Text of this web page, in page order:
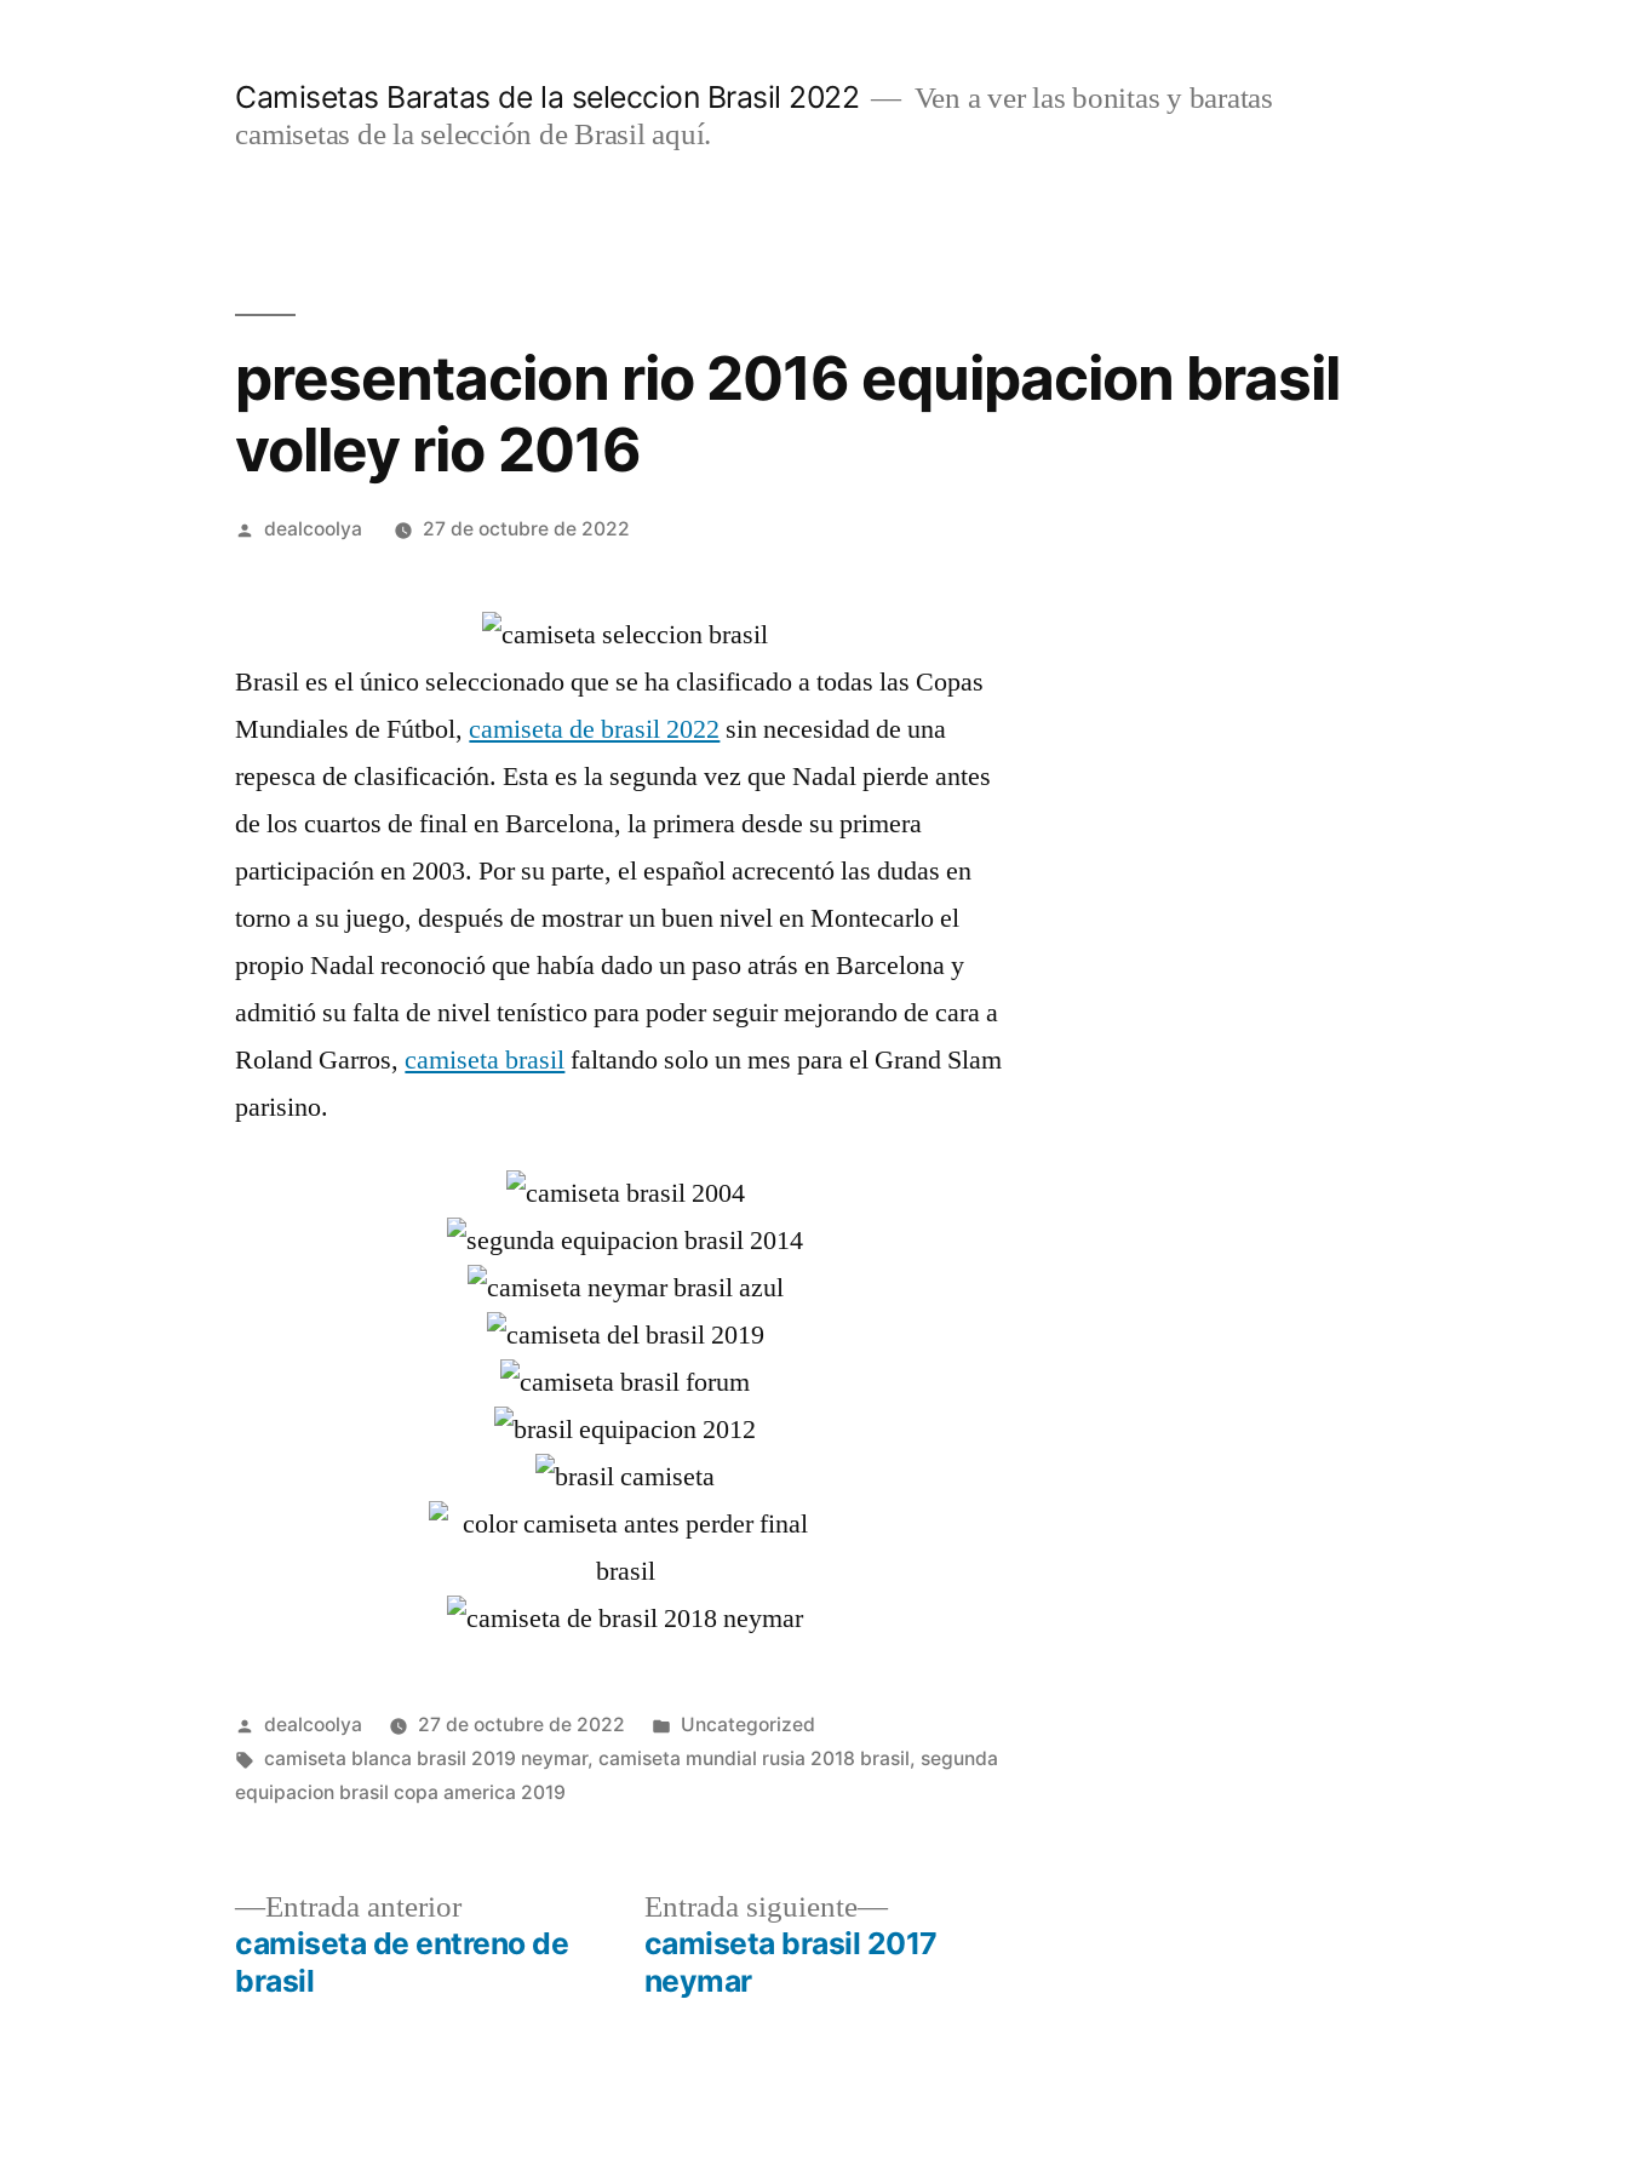
Camisetas Baratas de la seleccion Brasil 2022
Ven a ver las bonitas y baratas
camisetas de la selección de Brasil aquí.
presentacion rio 2016 equipacion brasil
volley rio 2016
Publicado
dealcoolya 27 de octubre de 2022
Brasil es el único seleccionado que se ha clasificado a todas las Copas
Mundiales de Fútbol,camiseta de brasil 2022 sin necesidad de una
repesca de clasificación. Esta es la segunda vez que Nadal pierde antes
de los cuartos de final en Barcelona, la primera desde su primera
participación en 2003. Por su parte, el español acrecentó las dudas en
torno a su juego, después de mostrar un buen nivel en Montecarlo el
propio Nadal reconoció que había dado un paso atrás en Barcelona y
admitió su falta de nivel tenístico para poder seguir mejorando de cara a
Roland Garros,camiseta brasilfaltando solo un mes para el Grand Slam
parisino.
Publicado
por
dealcoolya 27 de octubre de 2022
Publicado
en
Uncategorized
Etiquetas:
camiseta blanca brasil 2019 neymar,camiseta mundial rusia 2018 brasil, segunda
equipacion brasil copa america 2019
Navegación
Entrada anteriorEntrada
anterior:
camiseta de entreno de
brasil
Entrada siguiente
Entrada
siguiente:
camiseta brasil 2017
neymar